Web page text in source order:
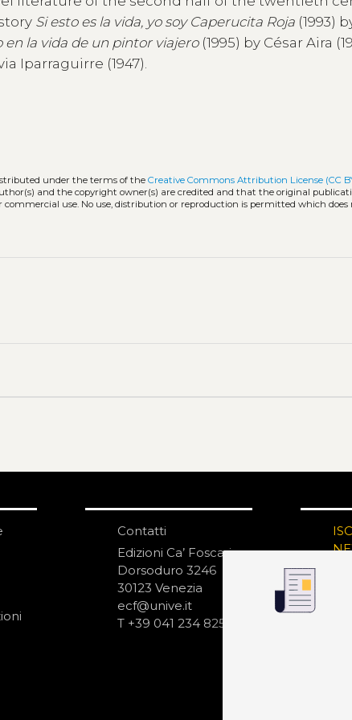
Si esto es la vida, yo soy Caperucita Roja (1993)
en la vida de un pintor viajero (1995) by César Aira
Iparraguirre (1947).
under the terms of theCreative Commons Attribution License (CC
and the copyright owner(s) are credited and that the original
use. No use, distribution or reproduction is permitted which
Contatti
Edizioni Ca’ Foscari
Dorsoduro 3246
30123 Venezia
ecf@unive.it
T +39 041 234 8250